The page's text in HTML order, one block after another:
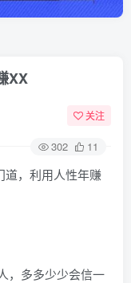
XX
关注
302 11
，多多少少会信一